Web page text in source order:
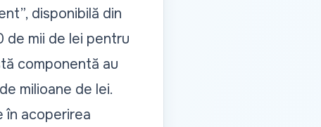
disponibilă din
de mii de lei pentru
componentă au
milioane de lei.
în acoperirea